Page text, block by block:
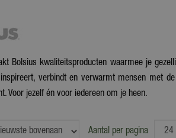
Bolsius kwaliteitsproducten waarmee je
inspireert, verbindt en verwarmt mensen met
Voor jezelf én voor iedereen om je heen.
Aantal per pagina